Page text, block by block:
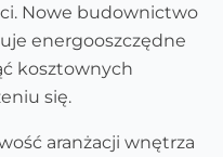
Nowe budownictwo
energooszczędne
kosztownych
się.
aranżacji wnętrza